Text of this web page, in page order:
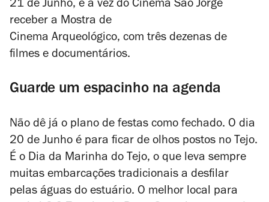
21 de Junho, é a vez do Cinema São Jorge
receber a Mostra de
Cinema Arqueológico, com três dezenas de
filmes e documentários.
Guarde um espacinho na agenda
Não dê já o plano de festas como fechado. O dia
20 de Junho é para ficar de olhos postos no Tejo.
É o Dia da Marinha do Tejo, o que leva sempre
muitas embarcações tradicionais a desfilar
pelas águas do estuário. O melhor local para